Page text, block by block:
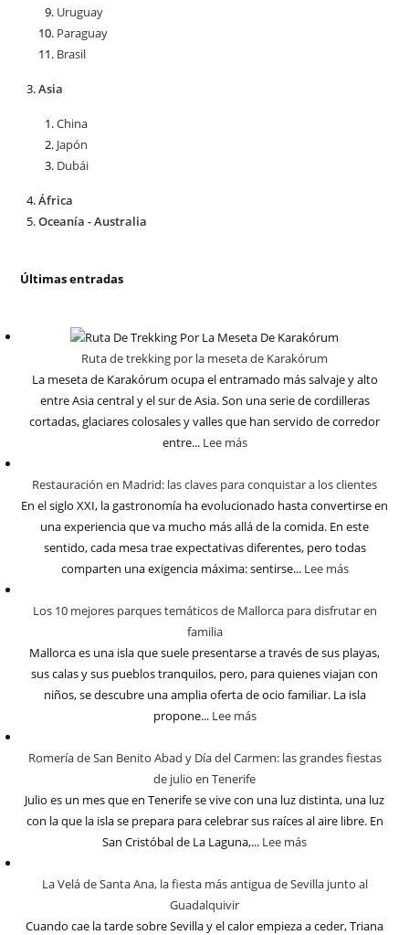
Uruguay
Paraguay
Brasil
Asia
China
Japón
Dubái
África
Oceanía - Australia
Últimas entradas
Ruta de trekking por la meseta de Karakórum
La meseta de Karakórum ocupa el entramado más salvaje y alto
entre Asia central y el sur de Asia. Son una serie de cordilleras
cortadas, glaciares colosales y valles que han servido de corredor
entre... Lee más
Restauración en Madrid: las claves para conquistar a los clientes
En el siglo XXI, la gastronomía ha evolucionado hasta convertirse en
una experiencia que va mucho más allá de la comida. En este
sentido, cada mesa trae expectativas diferentes, pero todas
comparten una exigencia máxima: sentirse... Lee más
Los 10 mejores parques temáticos de Mallorca para disfrutar en
familia
Mallorca es una isla que suele presentarse a través de sus playas,
sus calas y sus pueblos tranquilos, pero, para quienes viajan con
niños, se descubre una amplia oferta de ocio familiar. La isla
propone... Lee más
Romería de San Benito Abad y Día del Carmen: las grandes fiestas
de julio en Tenerife
Julio es un mes que en Tenerife se vive con una luz distinta, una luz
con la que la isla se prepara para celebrar sus raíces al aire libre. En
San Cristóbal de La Laguna,... Lee más
La Velá de Santa Ana, la fiesta más antigua de Sevilla junto al
Guadalquivir
Cuando cae la tarde sobre Sevilla y el calor empieza a ceder, Triana